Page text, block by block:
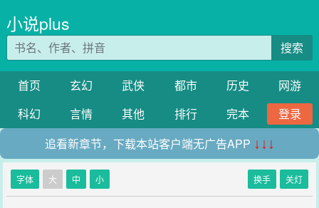
小说plus
搜索
首页 玄幻 武侠 都市 历史
网游
科幻
言情 其他 排行 完本
登录
追看新章节，下载本站客户端无广告APP ↓↓↓
字体 大 中 小 换手 关灯